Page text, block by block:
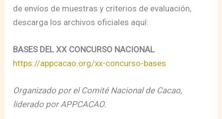
de envíos de muestras y criterios de evaluación,
descarga los archivos oficiales aquí:
BASES DEL XX CONCURSO NACIONAL
https://appcacao.org/xx-concurso-bases
Organizado por el Comité Nacional de Cacao,
liderado por APPCACAO.